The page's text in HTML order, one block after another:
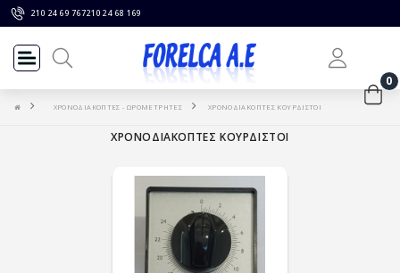
210 24 69 767210 24 68 169
0
ΧΡΟΝΟΔΙΑΚΟΠΤΕΣ - ΩΡΟΜΕΤΡΗΤΕΣ ΧΡΟΝΟΔΙΑΚΟΠΤΕΣ ΚΟΥΡΔΙΣΤΟΙ
ΧΡΟΝΟΔΙΑΚΟΠΤΕΣ ΚΟΥΡΔΙΣΤΟΙ